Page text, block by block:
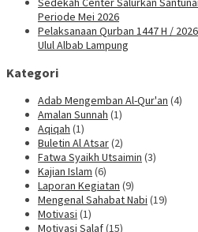
Periode Mei 2026
Pelaksanaan Qurban 1447 H /
Ulul Albab Lampung
Kategori
Adab Mengemban Al-Qur'an (4)
Amalan Sunnah (1)
Aqiqah (1)
Buletin Al Atsar(2)
Fatwa Syaikh Utsaimin (3)
Kajian Islam (6)
Laporan Kegiatan (9)
Mengenal Sahabat Nabi (19)
Motivasi (1)
Motivasi Salaf(15)